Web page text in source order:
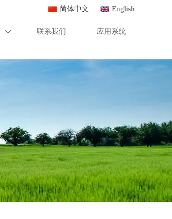
简体中文 English
 联系我们 应用系统